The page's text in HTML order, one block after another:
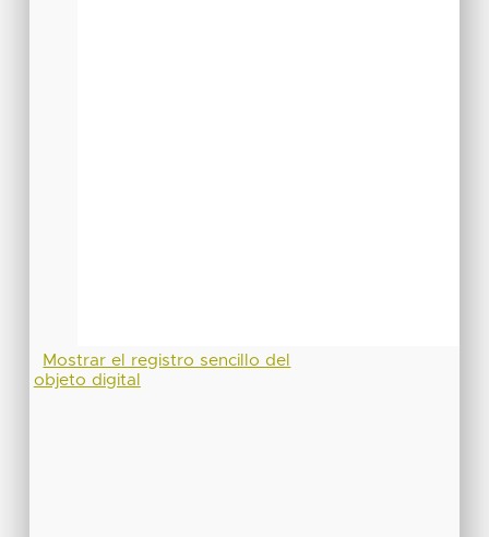
Mostrar el registro sencillo del
objeto digital